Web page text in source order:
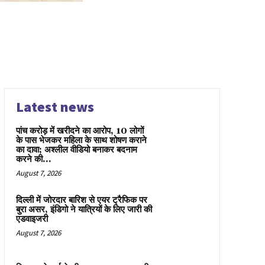
Latest news
पांच करोड़ में खरीदने का आरोप, 10 लोगों
के पास भेजकर महिला के साथ शोषण कराने
का दावा; अश्लील वीडियो बनाकर बदनाम
करने की...
August 7, 2026
दिल्ली में जोरदार बारिश से एयर ट्रैफिक पर
बुरा असर, इंडिगो ने यात्रियों के लिए जारी की
एडवाइजरी
August 7, 2026